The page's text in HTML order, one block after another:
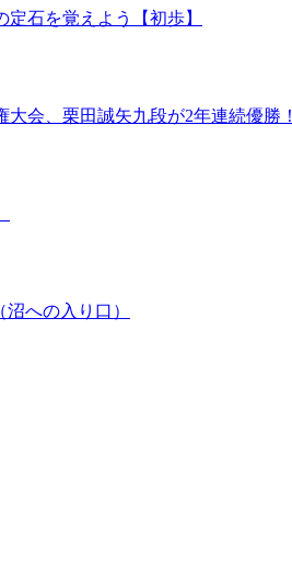
定石を覚えよう【初歩】
大会、栗田誠矢九段が2年連続優勝！
への入り口）